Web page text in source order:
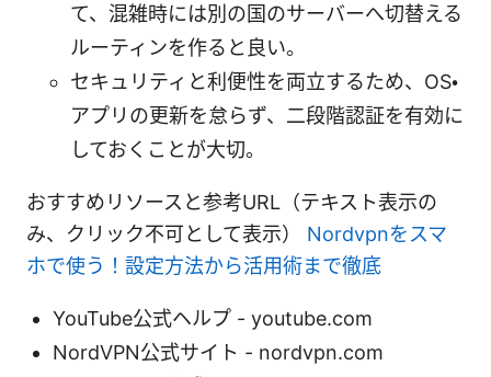
て、混雑時には別の国のサーバーへ切替える
ルーティンを作ると良い。
セキュリティと利便性を両立するため、OS・
アプリの更新を怠らず、二段階認証を有効に
しておくことが大切。
おすすめリソースと参考URL（テキスト表示の
み、クリック不可として表示） Nordvpnをスマ
ホで使う！設定方法から活用術まで徹底
YouTube公式ヘルプ - youtube.com
NordVPN公式サイト - nordvpn.com